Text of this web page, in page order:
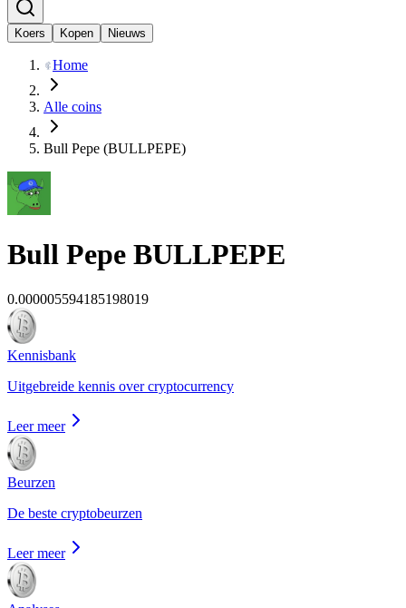
Koers Kopen Nieuws
Home
Alle coins
Bull Pepe (BULLPEPE)
Bull Pepe BULLPEPE
0.000005594185198019
Kennisbank
Uitgebreide kennis over cryptocurrency
Leer meer
Beurzen
De beste cryptobeurzen
Leer meer